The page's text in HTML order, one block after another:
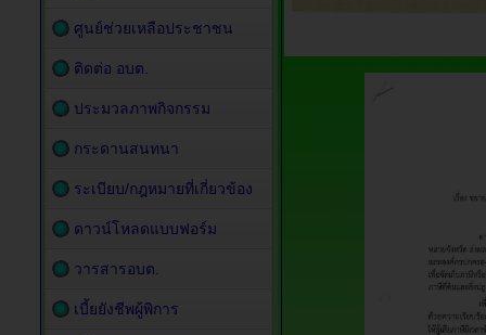
ศูนย์ช่วยเหลือประชาชน
ติดต่อ อบต.
ประมวลภาพกิจกรรม
กระดานสนทนา
ระเบียบ/กฎหมายที่เกี่ยวข้อง
ดาวน์โหลดแบบฟอร์ม
วารสารอบต.
เบี้ยยังชีพผู้พิการ